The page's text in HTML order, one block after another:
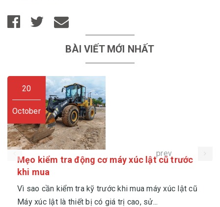
BÀI VIẾT MỚI NHẤT
20
October
Mẹo kiểm tra động cơ máy xúc lật cũ trước
khi mua
Vì sao cần kiểm tra kỹ trước khi mua máy xúc lật cũ
Máy xúc lật là thiết bị có giá trị cao, sử...
prev